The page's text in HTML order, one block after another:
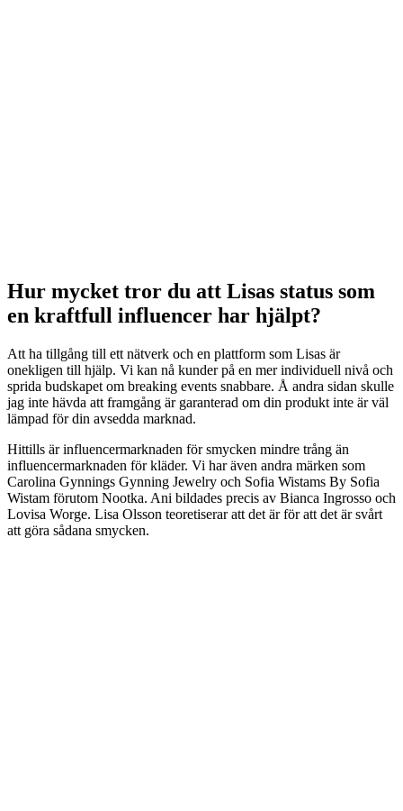
Hur mycket tror du att Lisas status som
en kraftfull influencer har hjälpt?
Att ha tillgång till ett nätverk och en plattform som Lisas är
onekligen till hjälp. Vi kan nå kunder på en mer individuell nivå och
sprida budskapet om breaking events snabbare. Å andra sidan skulle
jag inte hävda att framgång är garanterad om din produkt inte är väl
lämpad för din avsedda marknad.
Hittills är influencermarknaden för smycken mindre trång än
influencermarknaden för kläder. Vi har även andra märken som
Carolina Gynnings Gynning Jewelry och Sofia Wistams By Sofia
Wistam förutom Nootka. Ani bildades precis av Bianca Ingrosso och
Lovisa Worge. Lisa Olsson teoretiserar att det är för att det är svårt
att göra sådana smycken.